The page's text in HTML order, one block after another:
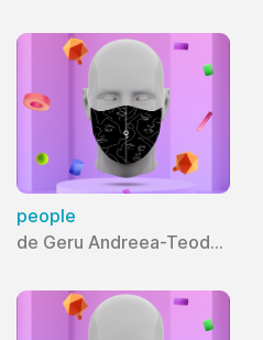
people
de Geru Andreea-Teodora